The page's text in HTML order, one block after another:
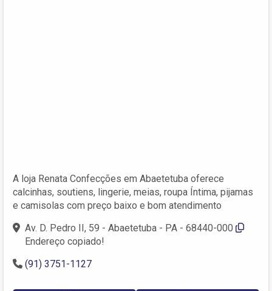
A loja Renata Confecções em Abaetetuba oferece
calcinhas, soutiens, lingerie, meias, roupa Íntima, pijamas
e camisolas com preço baixo e bom atendimento
Av. D. Pedro II, 59 - Abaetetuba - PA - 68440-000
Endereço copiado!
(91) 3751-1127